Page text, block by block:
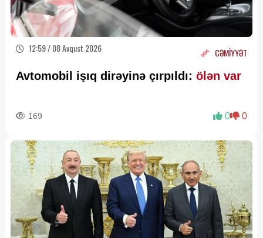
12:59 / 08 Avqust 2026 CƏMİYYƏT
Avtomobil işıq dirəyinə çırpıldı: ölən var
169 0 0